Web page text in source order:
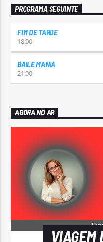
PROGRAMA SEGUINTE
FIM DE TARDE
18:00
BAILE MANIA
21:00
AGORA NO AR
VIAGEM